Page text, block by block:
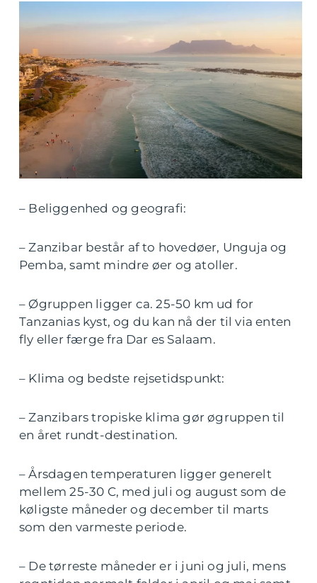
– Beliggenhed og geografi:
– Zanzibar består af to hovedøer, Unguja og
Pemba, samt mindre øer og atoller.
– Øgruppen ligger ca. 25-50 km ud for
Tanzanias kyst, og du kan nå der til via enten
fly eller færge fra Dar es Salaam.
– Klima og bedste rejsetidspunkt:
– Zanzibars tropiske klima gør øgruppen til
en året rundt-destination.
– Årsdagen temperaturen ligger generelt
mellem 25-30 C, med juli og august som de
køligste måneder og december til marts
som den varmeste periode.
– De tørreste måneder er i juni og juli, mens